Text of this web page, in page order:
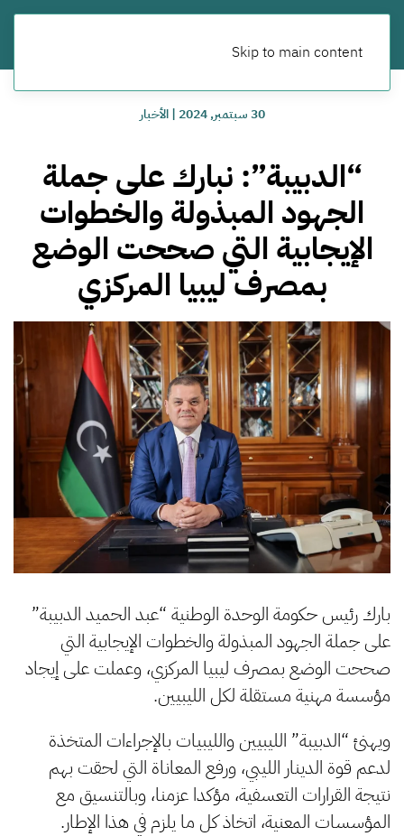
Skip to main content
30 سبتمبر, 2024 |الأخبار
“الدبيبة”: نبارك على جملة
الجهود المبذولة والخطوات
الإيجابية التي صححت الوضع
بمصرف ليبيا المركزي
بارك رئيس حكومة الوحدة الوطنية “عبد الحميد الدبيبة”
على جملة الجهود المبذولة والخطوات الإيجابية التي
صححت الوضع بمصرف ليبيا المركزي، وعملت على إيجاد
مؤسسة مهنية مستقلة لكل الليبيين.
ويهنئ “الدبيبة” الليبيين والليبيات بالإجراءات المتخذة
لدعم قوة الدينار الليبي، ورفع المعاناة التي لحقت بهم
نتيجة القرارات التعسفية، مؤكدا عزمنا، وبالتنسيق مع
المؤسسات المعنية، اتخاذ كل ما يلزم في هذا الإطار.